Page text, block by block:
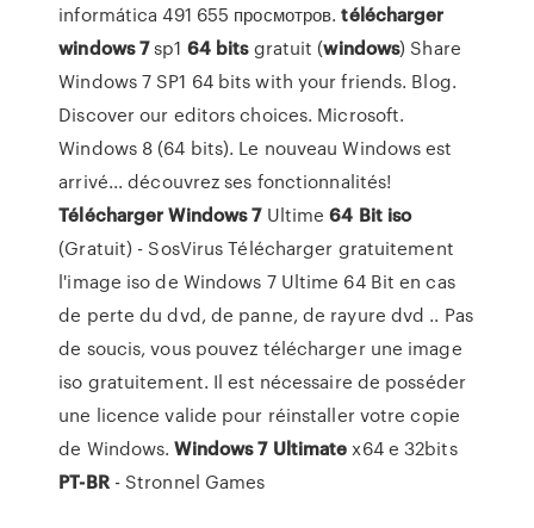
informática 491 655 просмотров.télécharger
windows7sp1 64 bitsgratuit (windows) Share
Windows 7 SP1 64 bits with your friends. Blog.
Discover our editors choices. Microsoft.
Windows 8 (64 bits). Le nouveau Windows est
arrivé... découvrez ses fonctionnalités!
Télécharger Windows7Ultime64 Bit iso
(Gratuit) - SosVirus Télécharger gratuitement
l'image iso de Windows 7 Ultime 64 Bit en cas
de perte du dvd, de panne, de rayure dvd .. Pas
de soucis, vous pouvez télécharger une image
iso gratuitement. Il est nécessaire de posséder
une licence valide pour réinstaller votre copie
de Windows.Windows7 Ultimatex64 e 32bits
PT-BR- Stronnel Games